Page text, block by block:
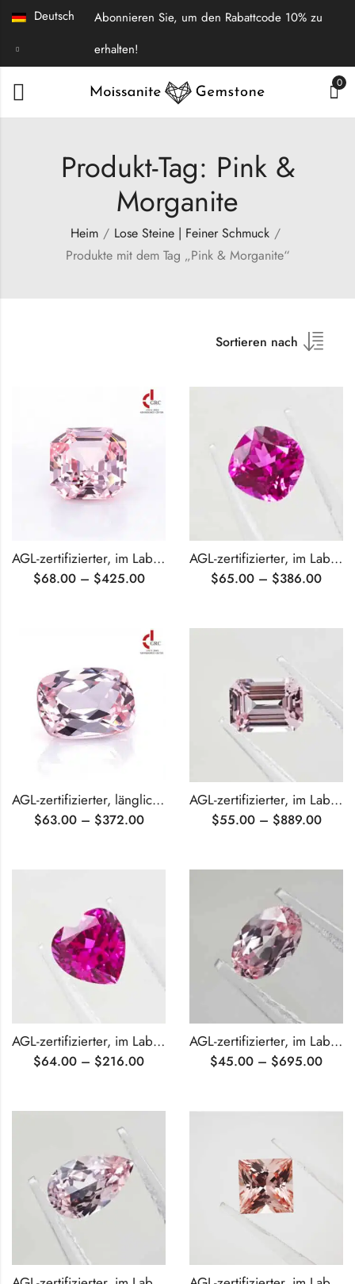
Deutsch
Abonnieren Sie, um den Rabattcode 10% zu
erhalten!
0
Produkt-Tag: Pink &
Morganite
Heim
Lose Steine | Feiner Schmuck
Produkte mit dem Tag „Pink & Morganite“
Sortieren nach
AGL-zertifizierter, im Labor gezüchteter rosa Saphir im Asscher-Schliff
$68.00 – $425.00
AGL-zertifizierter, im Labor gezüchteter, pinkfarbener Saphir im Kissenschliff
$65.00 – $386.00
AGL-zertifizierter, länglicher, im Kissenschliff geschliffener, im Labor gezüchteter rosa Saphir
$63.00 – $372.00
AGL-zertifizierter, im Labor gezüchteter rosa Saphir im Smaragdschliff
$55.00 – $889.00
AGL-zertifizierter, im Labor gezüchteter, pinkfarbener Saphir im Herzschliff
$64.00 – $216.00
AGL-zertifizierter, im Labor gezüchteter rosa Saphir im Ovalschliff
$45.00 – $695.00